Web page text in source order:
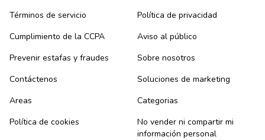
Términos de servicio
Política de privacidad
Cumplimiento de la CCPA
Aviso al público
Prevenir estafas y fraudes
Sobre nosotros
Contáctenos
Soluciones de marketing
Areas
Categorias
Política de cookies
No vender ni compartir mi
información personal